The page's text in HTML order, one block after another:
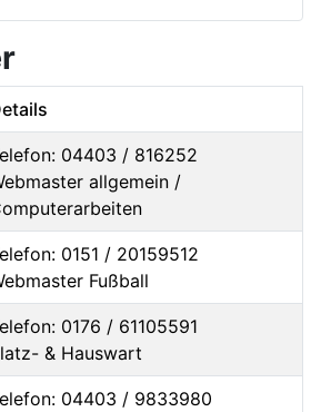
04403 / 816252
allgemein /
0151 / 20159512
Fußball
0176 / 61105591
& Hauswart
04403 / 9833980